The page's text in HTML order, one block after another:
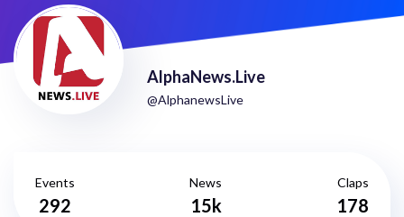
AlphaNews.Live
@AlphanewsLive
Events
292
News
15k
Claps
178